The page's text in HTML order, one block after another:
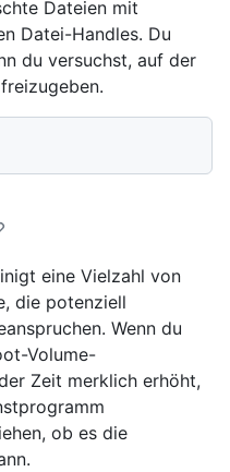
Dateien mit
Datei-Handles. Du
du versuchst, auf der
eine Vielzahl von
die potenziell
Wenn du
Volume-
Zeit merklich erhöht,
ob es die